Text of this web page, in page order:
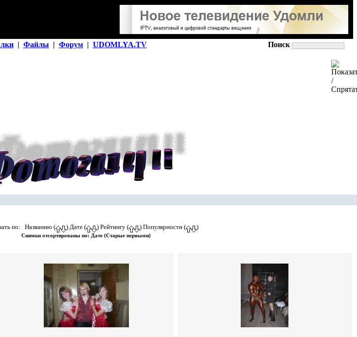
| Файлы | Форум | UDOMLYA.TV Поиск
по: Названию ( ) Дате ( ) Рейтингу ( ) Популярности ( )
Снимки отсортированы по: Дате (Старые первыми)